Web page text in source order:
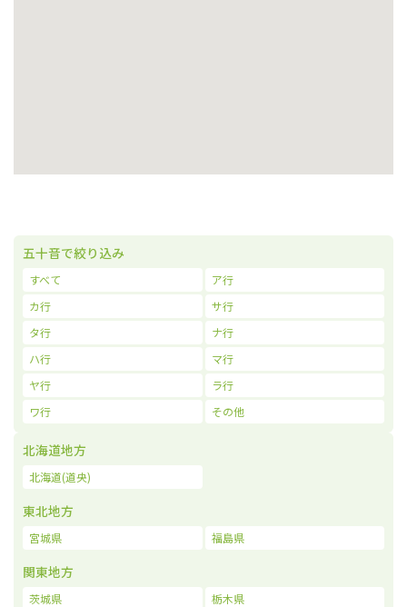
五十音で絞り込み
すべて
ア行
カ行
サ行
タ行
ナ行
ハ行
マ行
ヤ行
ラ行
ワ行
その他
北海道地方
北海道(道央)
東北地方
宮城県 福島県
関東地方
茨城県
栃木県